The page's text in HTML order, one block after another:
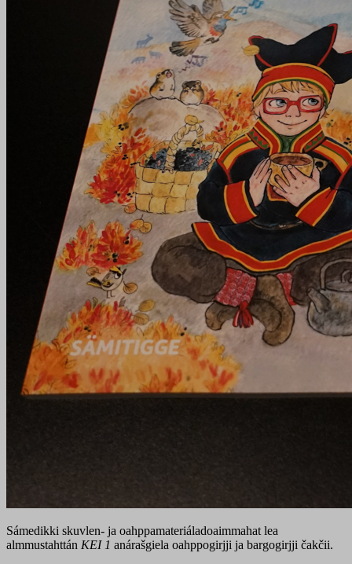
Sámedikki skuvlen- ja oahppamateriáladoaimmahat lea
almmustahttán KEI 1 anárašgiela oahppogirjji ja bargogirjji čakčii.